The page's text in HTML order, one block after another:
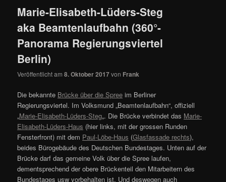
Marie-Elisabeth-Lüders-Steg
aka Beamtenlaufbahn (360°-
Panorama Regierungsviertel
Berlin)
Veröffentlicht am8. Oktober 2017von Frank
Die bekannte Brücke über die Spree im Berliner
Regierungsviertel. Im Volksmund „Beamtenlaufbahn“, offiziell
„Marie-Elisabeth-Lüders-Steg„. Die Brücke verbindet das Marie-
Elisabeth-Lüders-Haus (hier links, mit der grossen Runden
Fensterfront) mit dem Paul-Löbe-Haus (Glasfassade rechts),
beides Bürogebäude des Deutschen Bundestages. Unten auf der
Brücke darf das gemeine Volk über die Spree laufen,
dementsprechend der obere Brückenteil den Mitarbeitern des
Bundestages usw vorbehalten ist. Und deswegen auch